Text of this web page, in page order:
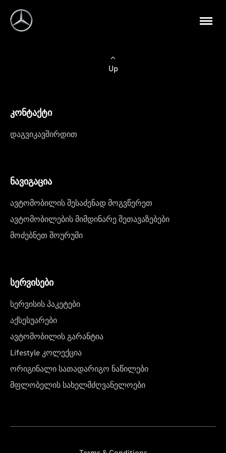
Up
კონტაქტი
დაგვიკავშირდით
ნავიგაცია
ავტომობილის შესაძენად მოგვწერეთ
ავტომობილების მიმდინარე შეთავაზებები
მოძებნეთ შოურუმი
სერვისები
სერვისის პაკეტები
აქსესუარები
ავტომობილის გარანტია
Lifestyle კოლექცია
ორიგინალი სათადარიგო ნაწილები
მფლობელის სახელმძღვანელოები